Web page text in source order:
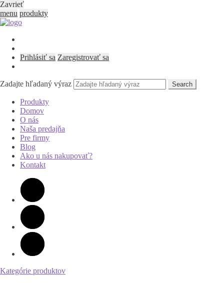
Zavrieť
menu produkty
Prihlásiť sa Zaregistrovať sa
Zadajte hľadaný výraz Search
Produkty
Domov
O nás
Naša predajňa
Pre firmy
Blog
Ako u nás nakupovať?
Kontakt
Kategórie produktov